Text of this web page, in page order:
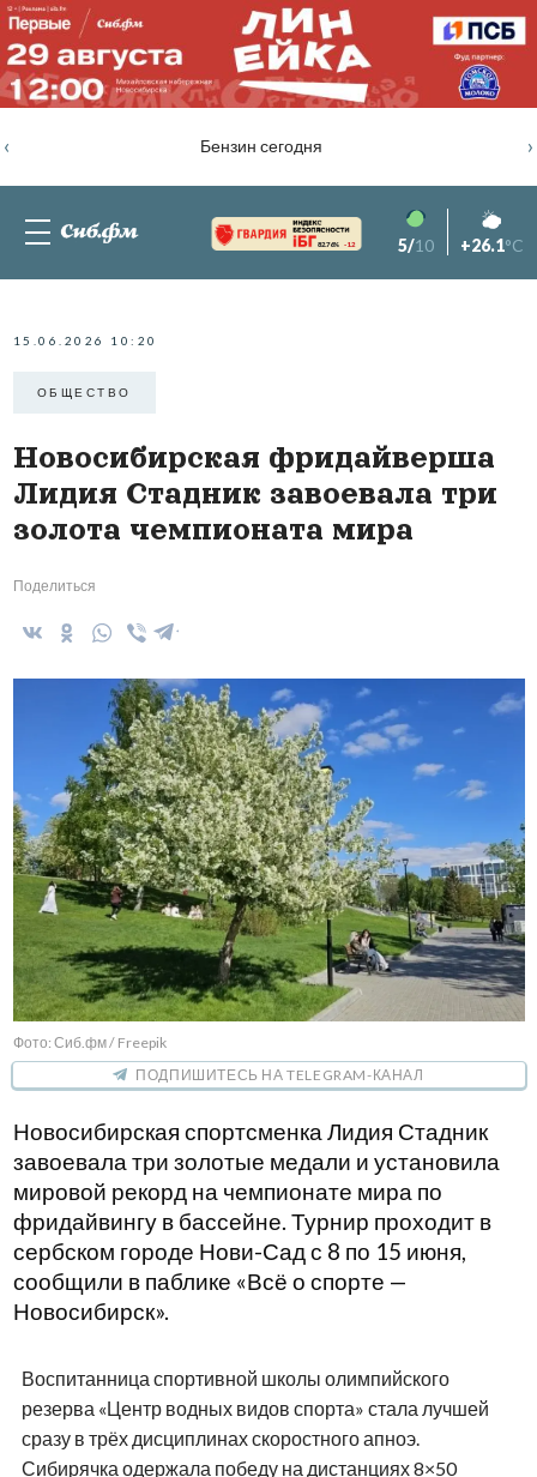
Бензин сегодня
‹ ›
82.76% -1.2 5/10 +26.1°C
15.06.2026 10:20
ОБЩЕСТВО
Новосибирская фридайверша
Лидия Стадник завоевала три
золота чемпионата мира
Поделиться
Фото: Сиб.фм / Freepik
ПОДПИШИТЕСЬ НА TELEGRAM-КАНАЛ
Новосибирская спортсменка Лидия Стадник
завоевала три золотые медали и установила
мировой рекорд на чемпионате мира по
фридайвингу в бассейне. Турнир проходит в
сербском городе Нови-Сад с 8 по 15 июня,
сообщили в паблике «Всё о спорте —
Новосибирск».
Воспитанница спортивной школы олимпийского
резерва «Центр водных видов спорта» стала лучшей
сразу в трёх дисциплинах скоростного апноэ.
Сибирячка одержала победу на дистанциях 8×50